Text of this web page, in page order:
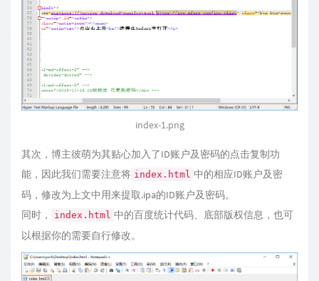
index-1.png
其次，博主彼萌为其贴心加入了ID账户及密码的点击复制功
能，因此我们需要注意将 index.html 中的相应ID账户及密
码，修改为上文中用来提取.ipa的ID账户及密码。
同时，
index.html 中的百度统计代码、底部版权信息，也可
以根据你的需要自行修改。